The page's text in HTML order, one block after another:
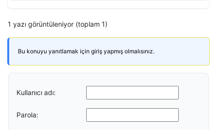
1 yazı görüntüleniyor (toplam 1)
Bu konuyu yanıtlamak için giriş yapmış olmalısınız.
Kullanıcı adı:
Parola: